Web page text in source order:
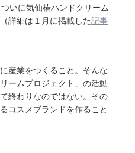
いに気仙椿ハンドクリーム
詳細は１月に掲載した記事
産業をつくること。そんな
ームプロジェクト」の活動
終わりなのではない。その
コスメブランドを作ること